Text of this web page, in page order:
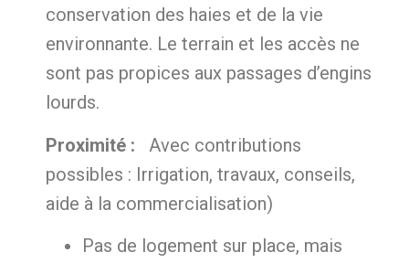
conservation des haies et de la vie
environnante. Le terrain et les accès ne
sont pas propices aux passages d’engins
lourds.
Proximité : Avec contributions
possibles : Irrigation, travaux, conseils,
aide à la commercialisation)
Pas de logement sur place, mais